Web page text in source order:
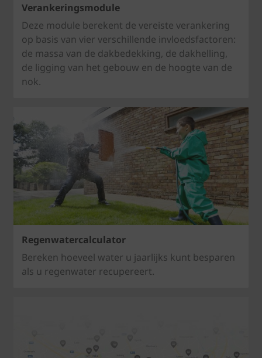
Verankeringsmodule
Deze module berekent de vereiste verankering
op basis van vier verschillende invloedsfactoren:
de massa van de dakbedekking, de dakhelling,
de ligging van het gebouw en de hoogte van de
nok.
Regenwatercalculator
Bereken hoeveel water u jaarlijks kunt besparen
als u regenwater recupereert.